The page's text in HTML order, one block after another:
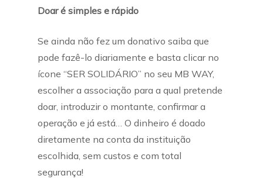
Doar é simples e rápido
Se ainda não fez um donativo saiba que
pode fazê-lo diariamente e basta clicar no
ícone “SER SOLIDÁRIO” no seu MB WAY,
escolher a associação para a qual pretende
doar, introduzir o montante, confirmar a
operação e já está… O dinheiro é doado
diretamente na conta da instituição
escolhida, sem custos e com total
segurança!